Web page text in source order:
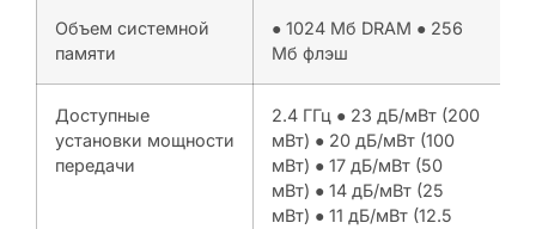
Объем системной
памяти
● 1024 Мб DRAM ● 256
Мб флэш
Доступные
установки мощности
передачи
2.4 ГГц ● 23 дБ/мВт (200
мВт) ● 20 дБ/мВт (100
мВт) ● 17 дБ/мВт (50
мВт) ● 14 дБ/мВт (25
мВт) ● 11 дБ/мВт (12.5